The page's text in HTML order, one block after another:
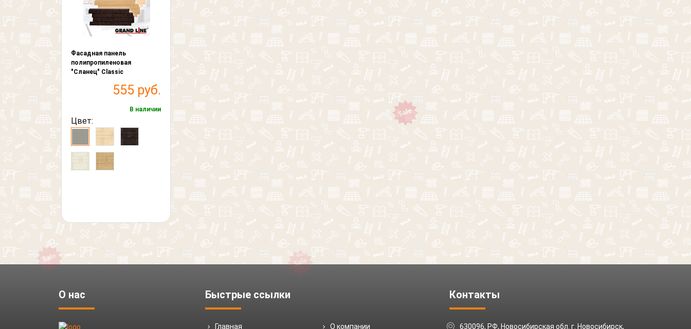
Фасадная панель
полипропиленовая
"Сланец" Classic
555 руб.
В наличии
Цвет:
О нас Быстрые ссылки
Главная О компании
Контакты
630096, РФ, Новосибирская обл. г. Новосибирск,